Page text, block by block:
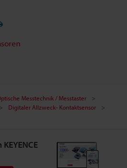
Messtechnik / Messtaster
Digitaler Allzweck- Kontaktsensor